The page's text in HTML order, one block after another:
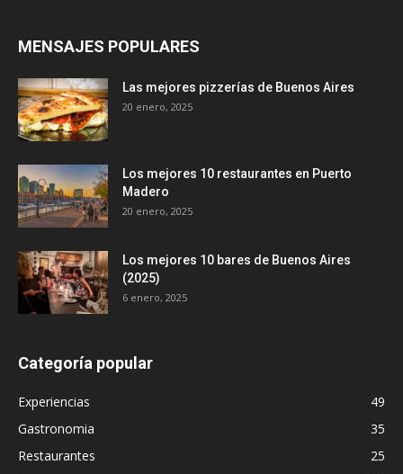
MENSAJES POPULARES
Las mejores pizzerías de Buenos Aires
20 enero, 2025
Los mejores 10 restaurantes en Puerto
Madero
20 enero, 2025
Los mejores 10 bares de Buenos Aires
(2025)
6 enero, 2025
Categoría popular
Experiencias
49
Gastronomia
35
Restaurantes
25